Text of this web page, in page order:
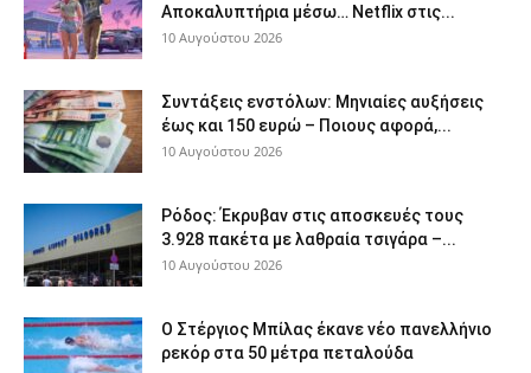
Αποκαλυπτήρια μέσω… Netflix στις...
10 Αυγούστου 2026
Συντάξεις ενστόλων: Mηνιαίες αυξήσεις
έως και 150 ευρώ – Ποιους αφορά,...
10 Αυγούστου 2026
Ρόδος: Έκρυβαν στις αποσκευές τους
3.928 πακέτα με λαθραία τσιγάρα –...
10 Αυγούστου 2026
Ο Στέργιος Μπίλας έκανε νέο πανελλήνιο
ρεκόρ στα 50 μέτρα πεταλούδα